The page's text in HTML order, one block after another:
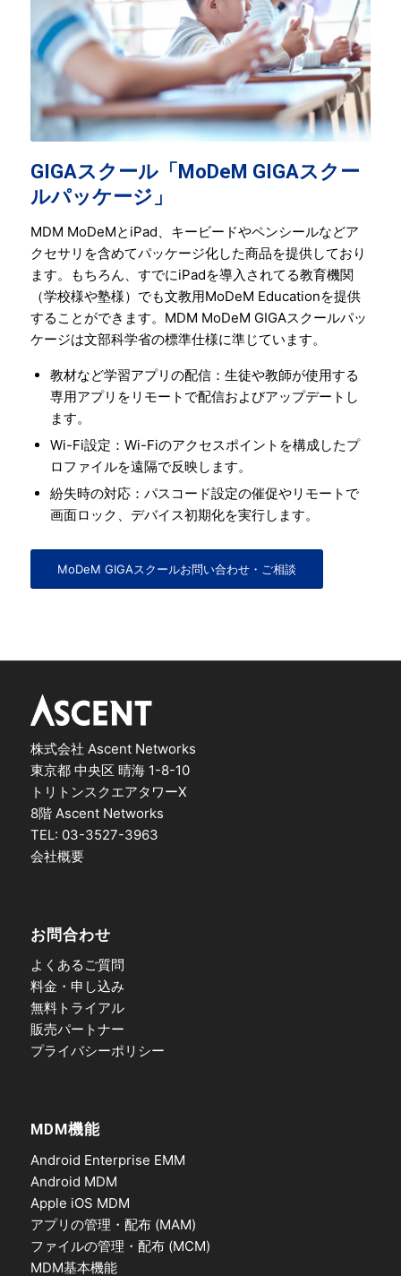
GIGAスクール「MoDeM GIGAスクー
ルパッケージ」
MDM MoDeMとiPad、キービードやペンシールなどア
クセサリを含めてパッケージ化した商品を提供しており
ます。もちろん、すでにiPadを導入されてる教育機関
（学校様や塾様）でも文教用MoDeM Educationを提供
することができます。MDM MoDeM GIGAスクールパッ
ケージは文部科学省の標準仕様に準じています。
教材など学習アプリの配信：生徒や教師が使用する
専用アプリをリモートで配信およびアップデートし
ます。
Wi-Fi設定：Wi-Fiのアクセスポイントを構成したプ
ロファイルを遠隔で反映します。
紛失時の対応：パスコード設定の催促やリモートで
画面ロック、デバイス初期化を実行します。
MoDeM GIGAスクールお問い合わせ・ご相談
株式会社 Ascent Networks
東京都 中央区 晴海 1-8-10
トリトンスクエアタワーX
8階 Ascent Networks
TEL: 03-3527-3963
会社概要
お問合わせ
よくあるご質問
料金・申し込み
無料トライアル
販売パートナー
プライバシーポリシー
MDM機能
Android Enterprise EMM
Android MDM
Apple iOS MDM
アプリの管理・配布 (MAM)
ファイルの管理・配布 (MCM)
MDM基本機能